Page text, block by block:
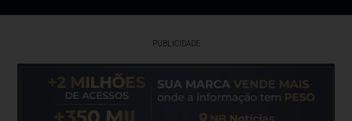
PUBLICIDADE